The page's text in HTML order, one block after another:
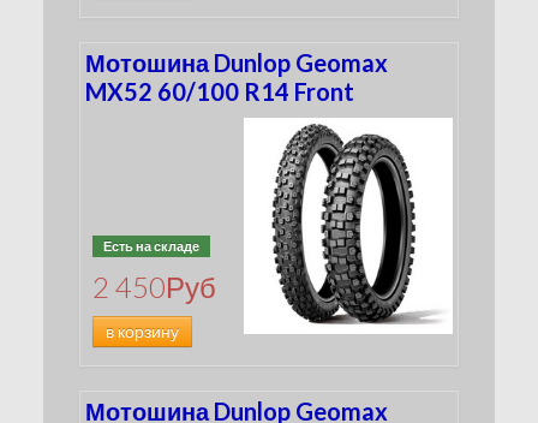
Мотошина Dunlop Geomax
MX52 60/100 R14 Front
Есть на складе
2 450Руб
в корзину
Мотошина Dunlop Geomax